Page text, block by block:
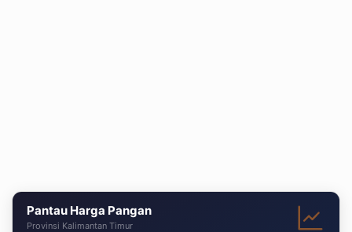
Pantau Harga Pangan
Provinsi Kalimantan Timur